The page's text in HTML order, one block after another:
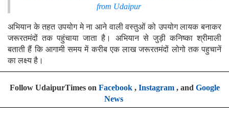
from Udaipur
अभियान के तहत उपयोग मे ना आने वाली वस्तुओं को उपयोग लायक बनाकर
जरूरतमंदों तक पहुंचाया जाता है। अभियान से जुड़ी कनिष्का श्रीमाली
बताती हैं कि आगामी समय में करीब एक लाख जरूरतमंदों लोगो तक पहुचानें
का लक्ष्य है।
Follow UdaipurTimes on Facebook, Instagram, and Google
News